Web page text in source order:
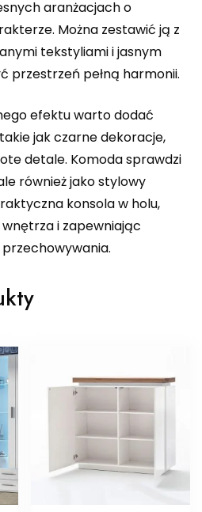
aranżacjach o
Można zestawić ją z
tekstyliami i jasnym
przestrzeń pełną harmonii.
efektu warto dodać
jak czarne dekoracje,
detale. Komoda sprawdzi
również jako stylowy
konsola w holu,
i zapewniając